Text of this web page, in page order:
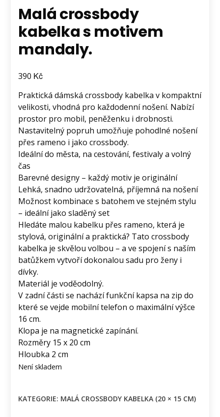
Malá crossbody
kabelka s motivem
mandaly.
390 Kč
Praktická dámská crossbody kabelka v kompaktní
velikosti, vhodná pro každodenní nošení. Nabízí
prostor pro mobil, peněženku i drobnosti.
Nastavitelný popruh umožňuje pohodlné nošení
přes rameno i jako crossbody.
Ideální do města, na cestování, festivaly a volný
čas
Barevné designy – každý motiv je originální
Lehká, snadno udržovatelná, příjemná na nošení
Možnost kombinace s batohem ve stejném stylu
– ideální jako sladěný set
Hledáte malou kabelku přes rameno, která je
stylová, originální a praktická? Tato crossbody
kabelka je skvělou volbou – a ve spojení s naším
batůžkem vytvoří dokonalou sadu pro ženy i
dívky.
Materiál je voděodolný.
V zadní části se nachází funkční kapsa na zip do
které se vejde mobilní telefon o maximální výšce
16 cm.
Klopa je na magnetické zapínání.
Rozměry 15 x 20 cm
Hloubka 2 cm
Není skladem
KATEGORIE: MALÁ CROSSBODY KABELKA (20 × 15 CM)